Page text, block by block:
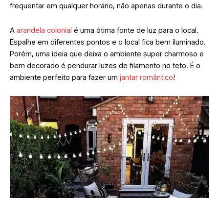
frequentar em qualquer horário, não apenas durante o dia.
A arandela colonial é uma ótima fonte de luz para o local.
Espalhe em diferentes pontos e o local fica bem iluminado.
Porém, uma ideia que deixa o ambiente super charmoso e
bem decorado é pendurar luzes de filamento no teto. É o
ambiente perfeito para fazer um jantar romântico!